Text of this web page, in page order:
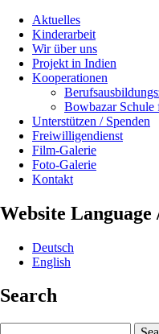
Hauptnavigation
Aktuelles
Kinderarbeit
Wir über uns
Projekt in Indien
Kooperationen
Bowbazar Schule
Unterstützen / Spenden
Freiwilligendienst
Film-Galerie
Foto-Galerie
Kontakt
Website Language
Deutsch
English
Search